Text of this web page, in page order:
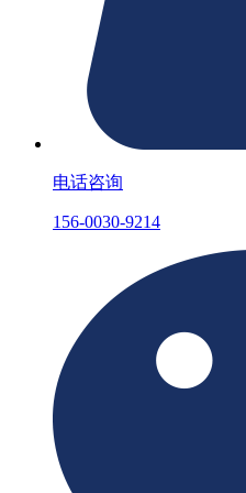
电话咨询
156-0030-9214